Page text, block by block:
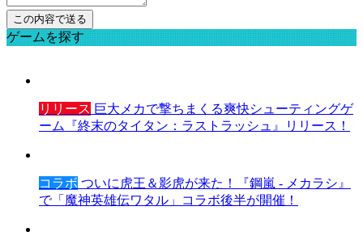
ゲームを探す
リリース 巨大メカで撃ちまくる爽快シューティングゲ
ーム『終末のタイタン：ラストラッシュ』リリース！
コラボ ついに虎王＆影虎が来た！『鋼嵐 - メカラシ』
で「魔神英雄伝ワタル」コラボ後半が開催！